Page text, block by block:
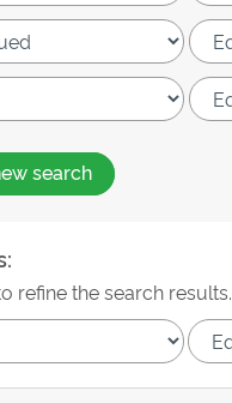
search
refine the search results.